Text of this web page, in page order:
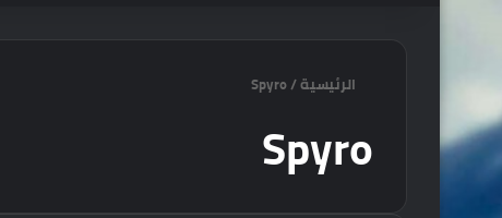
الرئيسية/
Spyro
Spyro